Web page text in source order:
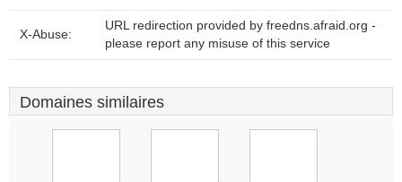
X-Abuse:
URL redirection provided by freedns.afraid.org -
please report any misuse of this service
Domaines similaires